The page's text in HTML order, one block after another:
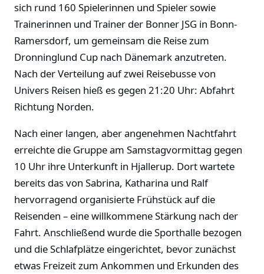
sich rund 160 Spielerinnen und Spieler sowie
Trainerinnen und Trainer der Bonner JSG in Bonn-
Ramersdorf, um gemeinsam die Reise zum
Dronninglund Cup nach Dänemark anzutreten.
Nach der Verteilung auf zwei Reisebusse von
Univers Reisen hieß es gegen 21:20 Uhr: Abfahrt
Richtung Norden.
Nach einer langen, aber angenehmen Nachtfahrt
erreichte die Gruppe am Samstagvormittag gegen
10 Uhr ihre Unterkunft in Hjallerup. Dort wartete
bereits das von Sabrina, Katharina und Ralf
hervorragend organisierte Frühstück auf die
Reisenden – eine willkommene Stärkung nach der
Fahrt. Anschließend wurde die Sporthalle bezogen
und die Schlafplätze eingerichtet, bevor zunächst
etwas Freizeit zum Ankommen und Erkunden des